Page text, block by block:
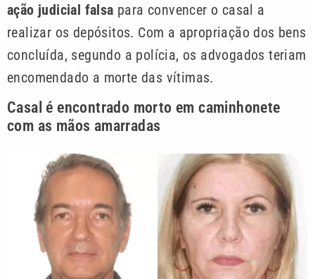
ação judicial falsa para convencer o casal a
realizar os depósitos. Com a apropriação dos bens
concluída, segundo a polícia, os advogados teriam
encomendado a morte das vítimas.
Casal é encontrado morto em caminhonete
com as mãos amarradas